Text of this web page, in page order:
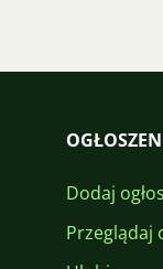
Dodaj
Przeglądaj